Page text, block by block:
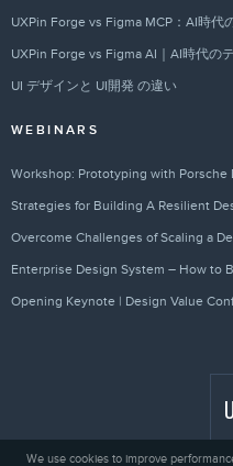
UXPin Forge vs Figma AI｜AI時代の
UI デザインと UI開発 の違い
WEBINARS
Workshop: Prototyping with Porsche
Strategies for Building A Resilient
Overcome Challenges of Scaling a
Enterprise Design System – How to
Opening Keynote | Design Value
We use cookies to improve